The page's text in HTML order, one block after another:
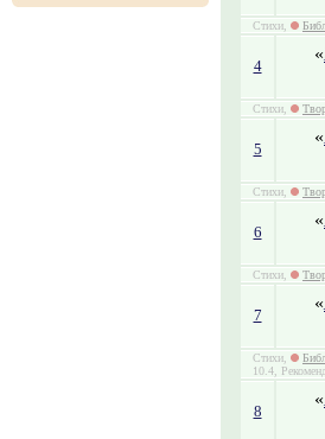
Стихи,
4
«
Стихи,
5
«
Стихи,
6
«
Стихи,
7
«
Стихи,
10.4,
8
«